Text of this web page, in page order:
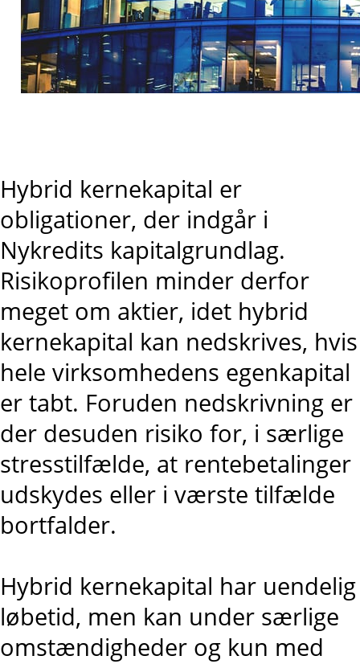
Hybrid kernekapital er
obligationer, der indgår i
Nykredits kapitalgrundlag.
Risikoprofilen minder derfor
meget om aktier, idet hybrid
kernekapital kan nedskrives, hvis
hele virksomhedens egenkapital
er tabt. Foruden nedskrivning er
der desuden risiko for, i særlige
stresstilfælde, at rentebetalinger
udskydes eller i værste tilfælde
bortfalder.
Hybrid kernekapital har uendelig
løbetid, men kan under særlige
omstændigheder og kun med